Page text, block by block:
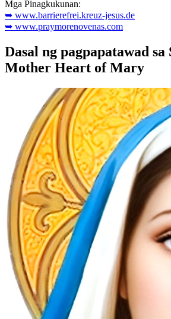
Mga Pinagkukunan:
➥ www.barrierefrei.kreuz-jesus.de
➥ www.praymorenovenas.com
Dasal ng pagpapatawad
Mother Heart of Mary